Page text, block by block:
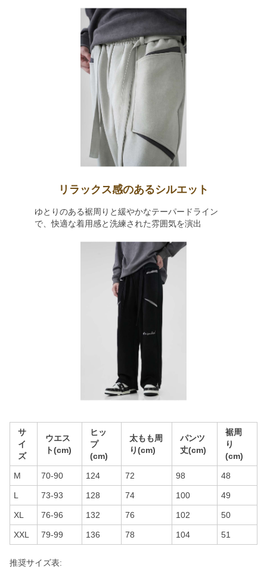
リラックス感のあるシルエット
ゆとりのある裾周りと緩やかなテーパードライン
で、快適な着用感と洗練された雰囲気を演出
サ
イ
ズ
ウエス
ト(cm)
ヒッ
プ
(cm)
太もも周
り(cm)
パンツ
丈(cm)
裾周
り
(cm)
M 70-90 124 72 98 48
L 73-93 128 74 100 49
XL 76-96 132 76 102 50
XXL 79-99 136 78 104 51
推奨サイズ表: